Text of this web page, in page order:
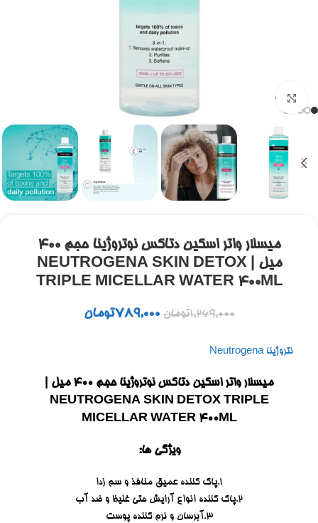
برای بزرگنمایی کلیک کنید
میسلار واتر اسکین دتاکس نوتروژینا حجم ۴۰۰
میل | NEUTROGENA SKIN DETOX
TRIPLE MICELLAR WATER 400ML
1,269,000تومان 789,000تومان
نتروژینا Neutrogena
میسلار واتر اسکین دتاکس نوتروژینا حجم ۴۰۰ میل |
NEUTROGENA SKIN DETOX TRIPLE
MICELLAR WATER 400ML
ویژگی ها:
1.پاک کننده عمیق منافذ و سم زدا
2.پاک کننده انواع آرایش حتی غلیظ و ضد آب
3.آبرسان و نرم کننده پوست